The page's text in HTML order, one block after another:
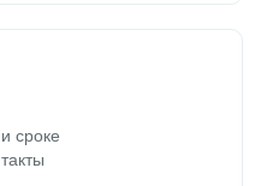
сроке